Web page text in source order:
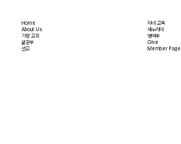
Home
About Us
​가정 교회
​삶공부
​선교
자녀 교육
새누리터
영어부
Give
Member Page